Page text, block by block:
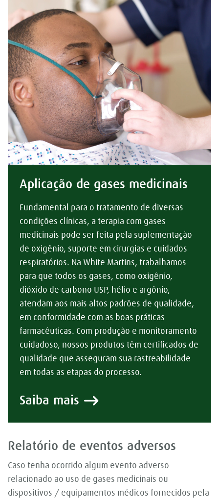
Aplicação de gases medicinais
Fundamental para o tratamento de diversas
condições clínicas, a terapia com gases
medicinais pode ser feita pela suplementação
de oxigênio, suporte em cirurgias e cuidados
respiratórios. Na White Martins, trabalhamos
para que todos os gases, como oxigênio,
dióxido de carbono USP, hélio e argônio,
atendam aos mais altos padrões de qualidade,
em conformidade com as boas práticas
farmacêuticas. Com produção e monitoramento
cuidadoso, nossos produtos têm certificados de
qualidade que asseguram sua rastreabilidade
em todas as etapas do processo.
Saiba mais
Relatório de eventos adversos
Caso tenha ocorrido algum evento adverso
relacionado ao uso de gases medicinais ou
dispositivos / equipamentos médicos fornecidos pela